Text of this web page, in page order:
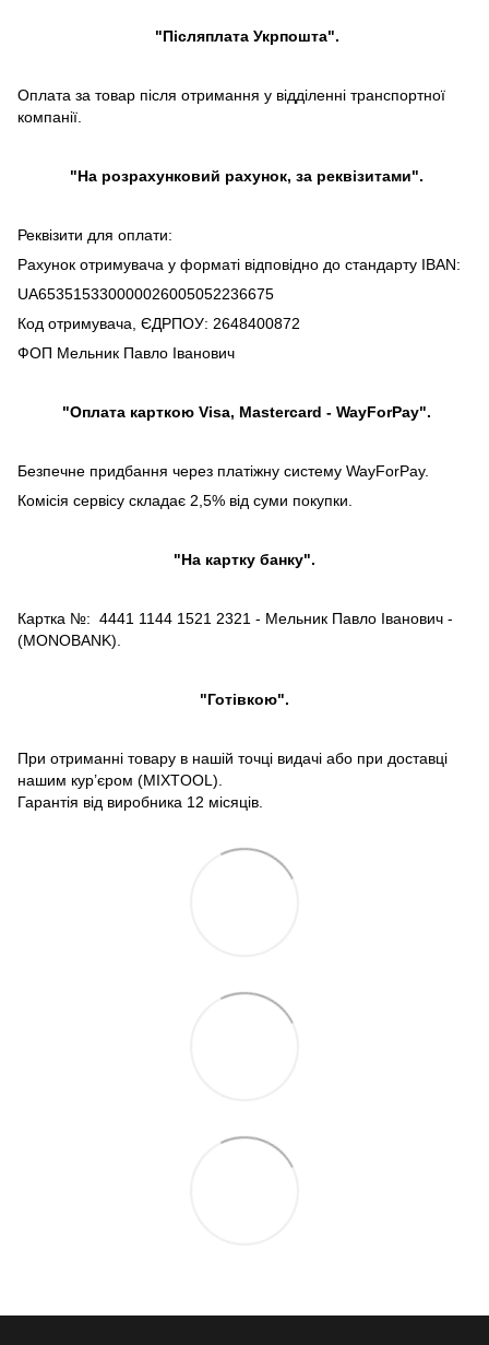
"Післяплата Укрпошта".
Оплата за товар після отримання у відділенні транспортної
компанії.
"На розрахунковий рахунок, за реквізитами".
Реквізити для оплати:
Рахунок отримувача у форматі відповідно до стандарту IBAN:
UA653515330000026005052236675
Код отримувача, ЄДРПОУ: 2648400872
ФОП Мельник Павло Іванович
"Оплата карткою Visa, Mastercard - WayForPay".
Безпечне придбання через платіжну систему WayForPay.
Комісія сервісу складає 2,5% від суми покупки.
"На картку банку".
Картка №: 4441 1144 1521 2321 - Мельник Павло Іванович -
(MONOBANK).
"Готівкою".
При отриманні товару в нашій точці видачі або при доставці
нашим кур’єром (MIXTOOL).
Гарантія від виробника 12 місяців.